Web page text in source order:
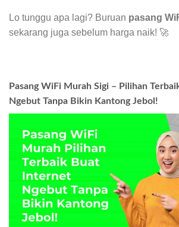
Lo tunggu apa lagi? Buruan pasang
sekarang juga sebelum harga naik! 🚀
Pasang WiFi Murah Sigi – Pilihan
Ngebut Tanpa Bikin Kantong Jebol!